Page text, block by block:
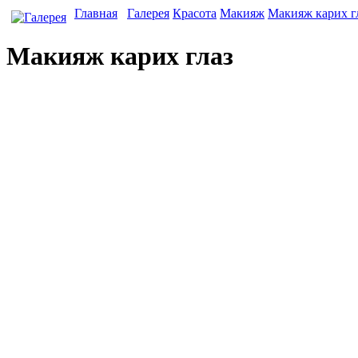
Главная Галерея Красота Макияж Макияж карих
Макияж карих глаз